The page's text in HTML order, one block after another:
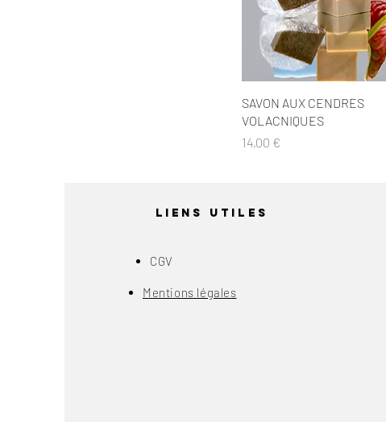
Aperçu rapide
SAVON AUX CENDRES
VOLACNIQUES
Prix
14,00 €
Liens Utiles
CGV
Mentions légales